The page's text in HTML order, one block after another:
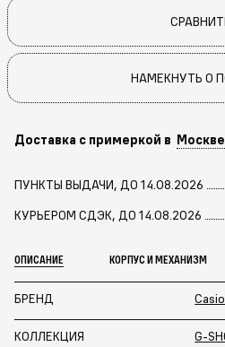
НАМЕКНУТЬ О
Доставка с примеркой в Москве
ПУНКТЫ ВЫДАЧИ, ДО 14.08.2026
КУРЬЕРОМ СДЭК, ДО 14.08.2026
ОПИСАНИЕ КОРПУС И МЕХАНИЗМ
БРЕНД Casio
КОЛЛЕКЦИЯ G-